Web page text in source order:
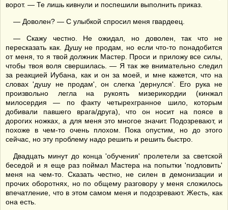
ворот. — Те лишь кивнули и поспешили выполнить приказ.
— Доволен? — С улыбкой спросил меня гвардеец.
— Скажу честно. Не ожидал, но доволен, так что не
пересказать как. Душу не продам, но если что-то понадобится
от меня, то я твой должник Мастер. Проси и приложу все силы,
чтобы твоя воля свершилась. — Я так же внимательно следил
за реакцией Иубана, как и он за моей, и мне кажется, что на
словах 'душу не продам', он слегка 'дернулся'. Его рука не
произвольно легла на рукоять мизерикордии (кинжал
милосердия — по факту четырехгранное шило, которым
добивали павшего врага/друга), что он носит на поясе в
дорогих ножках, а для меня это многое значит. Подозревают, и
похоже в чем-то очень плохом. Пока опустим, но до этого
сейчас, но эту проблему надо решить и решить быстро.
Двадцать минут до конца 'обучения' пролетели за светской
беседой и я еще раз поймал Мастера на попытки 'подловить'
меня на чем-то. Сказать честно, не силен в демонизации и
прочих оборотнях, но по общему разговору у меня сложилось
впечатление, что в этом самом меня и подозревают. Жесть, как
она есть.